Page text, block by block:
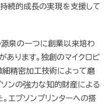
続的成長の実現を支援して
源泉の一つに創業以来培わ
ります。独創のマイクロピ
細精密加工技術によって磨
ンの強力な知的財産による
エプソンプリンターへの搭